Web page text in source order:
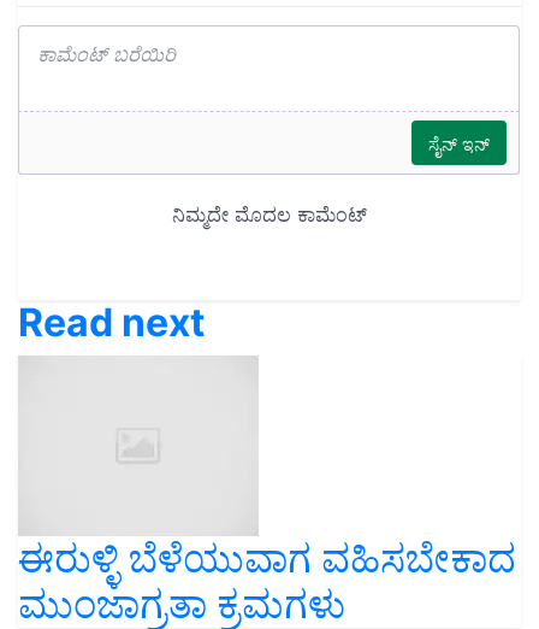
Read next
ಈರುಳ್ಳಿ ಬೆಳೆಯುವಾಗ ವಹಿಸಬೇಕಾದ
ಮುಂಜಾಗ್ರತಾ ಕ್ರಮಗಳು